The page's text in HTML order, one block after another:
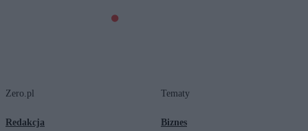
Zero.pl
Redakcja
Tematy
Biznes